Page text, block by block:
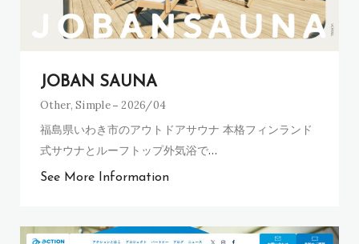
JOBAN SAUNA
Other,Simple 2026/04
福島県いわき市のアウトドアサウナ 本格フィンランド
式サウナとルーフトップ外気浴で…
See More Information